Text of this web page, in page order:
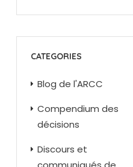
CATEGORIES
Blog de l'ARCC
Compendium des
décisions
Discours et